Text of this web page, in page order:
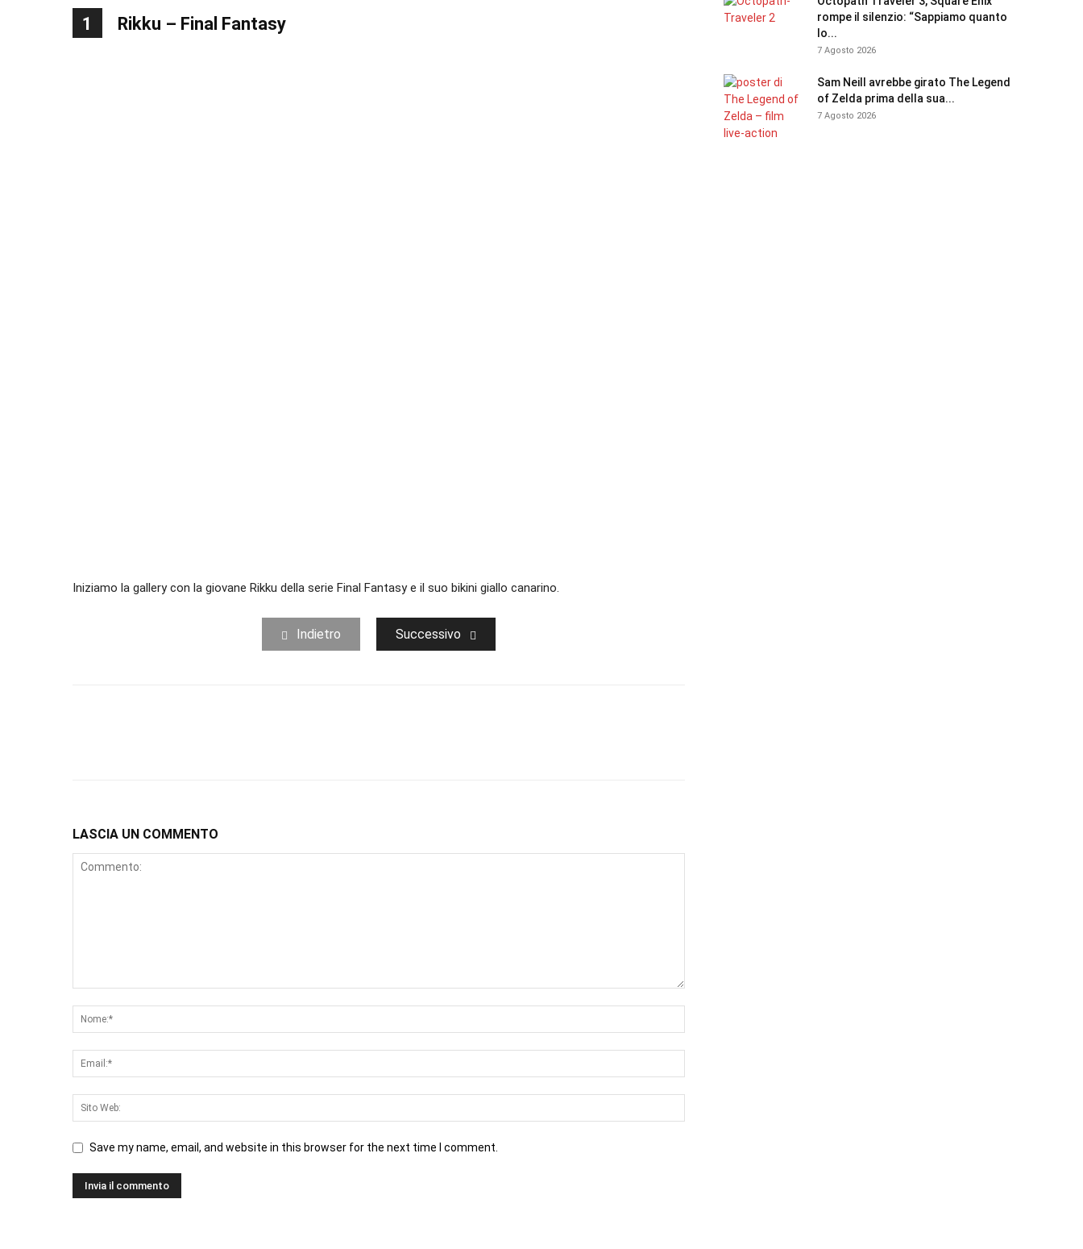
1 Rikku – Final Fantasy
Iniziamo la gallery con la giovane Rikku della serie Final Fantasy e il suo bikini giallo canarino.
Indietro Successivo
LASCIA UN COMMENTO
Save my name, email, and website in this browser for the next time I comment.
rompe il silenzio: “Sappiamo quanto
lo...
7 Agosto 2026
Sam Neill avrebbe girato The Legend
of Zelda prima della sua...
7 Agosto 2026